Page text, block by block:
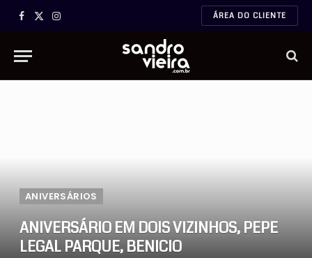
Facebook
X
Instagram ÁREA DO CLIENTE
ANIVERSÁRIOS
ANIVERSÁRIO EM DOIS VIZINHOS, PEPE
LEGAL PARQUE, BENICIO